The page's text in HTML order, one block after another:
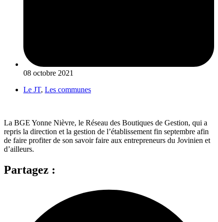
08 octobre 2021
Le JT, Les communes
La BGE Yonne Nièvre, le Réseau des Boutiques de Gestion, qui a
repris la direction et la gestion de l’établissement fin septembre afin
de faire profiter de son savoir faire aux entrepreneurs du Jovinien et
d’ailleurs.
Partagez :